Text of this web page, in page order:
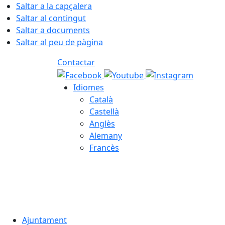
Saltar a la capçalera
Saltar al contingut
Saltar a documents
Saltar al peu de pàgina
Contactar
Idiomes
Català
Castellà
Anglès
Alemany
Francès
Ajuntament